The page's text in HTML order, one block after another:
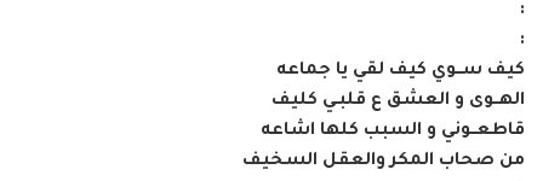
:
:
كيف ســوي كيف لقي يا جماعه
الهــوى و العشق ع قلبـي كليف
قاطعــوني و السبب كلها اشاعه
من صحاب المكر والعقل السخيف